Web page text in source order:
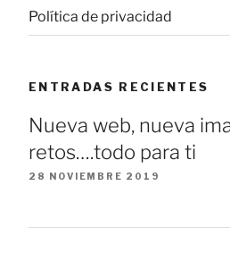
Política de privacidad
ENTRADAS RECIENTES
Nueva web, nueva
retos….todo para ti
28 NOVIEMBRE 2019